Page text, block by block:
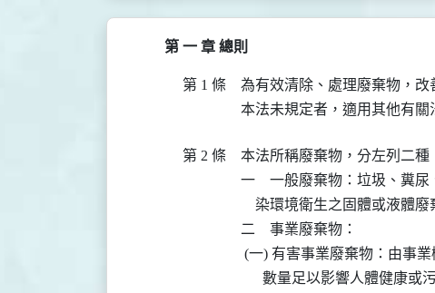
第 一 章 總則
第 1 條
為有效清除、處理廢棄物，改
第 2 條
本法所稱廢棄物，分左列二種
一　一般廢棄物：垃圾、糞
染環境衛生之固體或液體廢
二　事業廢棄物：
(一) 有害事業廢棄物：由事
數量足以影響人體健康或